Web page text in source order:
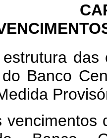
das
Banco